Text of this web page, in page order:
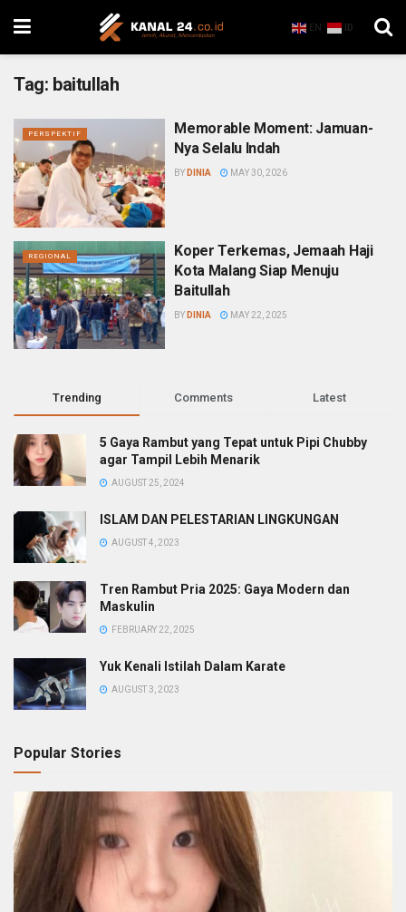
EN ID
Tag: baitullah
PERSPEKTIF
Memorable Moment: Jamuan-
Nya Selalu Indah
BY DINIA MAY 30, 2026
REGIONAL
Koper Terkemas, Jemaah Haji
Kota Malang Siap Menuju
Baitullah
BY DINIA MAY 22, 2025
Trending Comments Latest
5 Gaya Rambut yang Tepat untuk Pipi Chubby
agar Tampil Lebih Menarik
AUGUST 25, 2024
ISLAM DAN PELESTARIAN LINGKUNGAN
AUGUST 4, 2023
Tren Rambut Pria 2025: Gaya Modern dan
Maskulin
FEBRUARY 22, 2025
Yuk Kenali Istilah Dalam Karate
AUGUST 3, 2023
Popular Stories